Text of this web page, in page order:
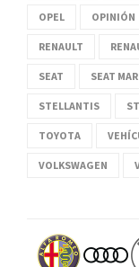
OPEL OPINIÓN
RENAULT
SEAT SEAT
STELLANTIS
TOYOTA
VOLKSWAGEN